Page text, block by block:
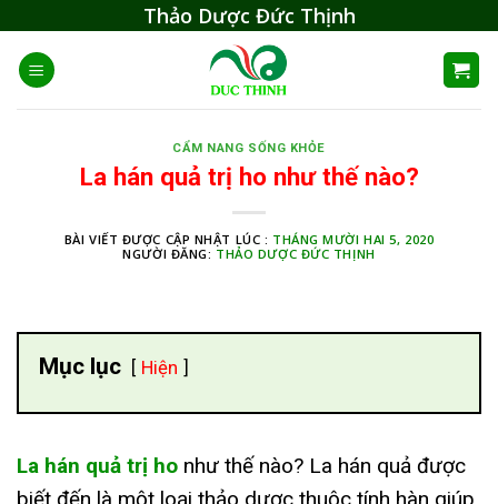
content
Thảo Dược Đức Thịnh
CẨM NANG SỐNG KHỎE
La hán quả trị ho như thế nào?
BÀI VIẾT ĐƯỢC CẬP NHẬT LÚC : THÁNG MƯỜI HAI 5, 2020
NGƯỜI ĐĂNG: THẢO DƯỢC ĐỨC THỊNH
Mục lục Hiện
La hán quả trị ho như thế nào? La hán quả được
biết đến là một loại thảo dược thuộc tính hàn giúp